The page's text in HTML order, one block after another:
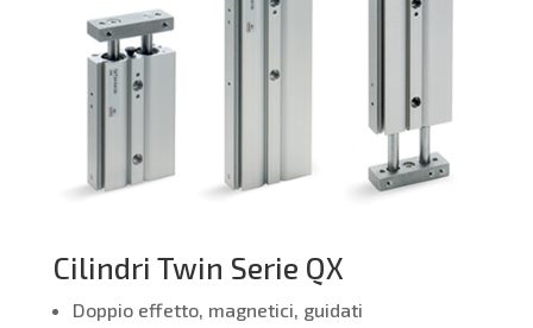
Cilindri Twin Serie QX
Doppio effetto, magnetici, guidati